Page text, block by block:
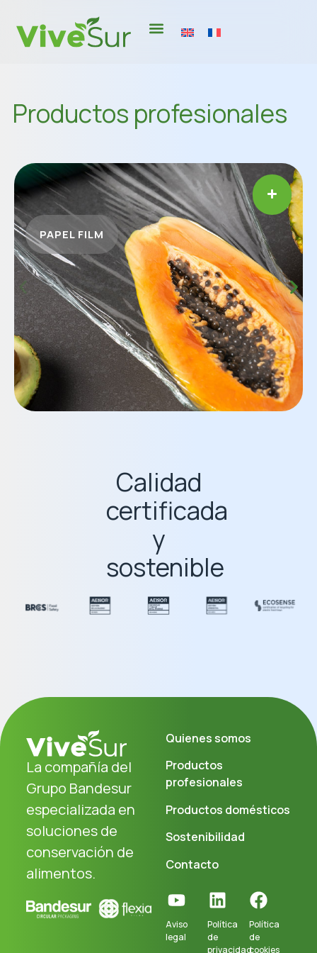
Productos profesionales
PAPEL FILM
Calidad
certificada
y
sostenible
La compañía del
Grupo Bandesur
especializada en
soluciones de
conservación de
alimentos.
Quienes somos
Productos
profesionales
Productos domésticos
Sostenibilidad
Contacto
Aviso
legal
Política
de
privacidad
Política
de
cookies